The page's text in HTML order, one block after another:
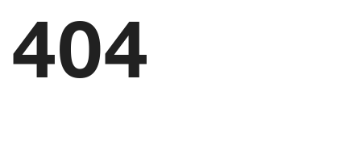
404